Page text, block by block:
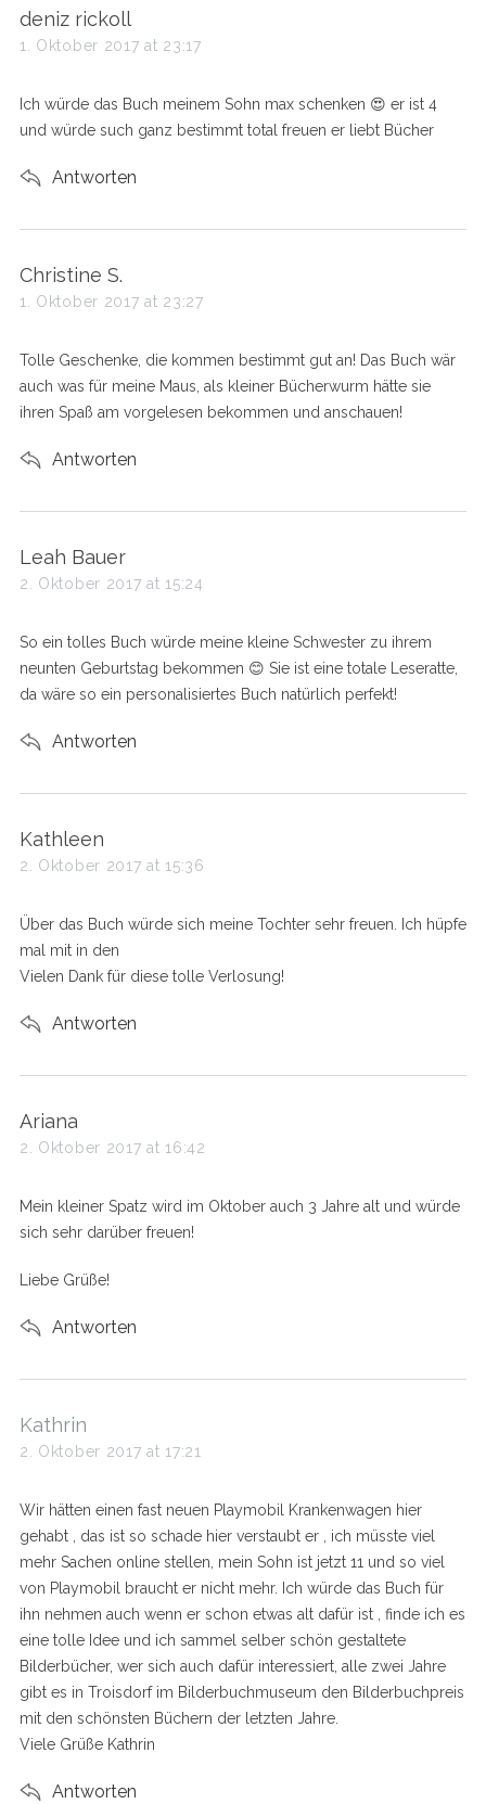
s
a
s
:
deniz rickoll
1. Oktober 2017 at 23:17
Ich würde das Buch meinem Sohn max schenken 😍 er ist 4
und würde such ganz bestimmt total freuen er liebt Bücher
Antworten
s
a
s
:
Christine S.
1. Oktober 2017 at 23:27
Tolle Geschenke, die kommen bestimmt gut an! Das Buch wär
auch was für meine Maus, als kleiner Bücherwurm hätte sie
ihren Spaß am vorgelesen bekommen und anschauen!
Antworten
s
a
s
:
Leah Bauer
2. Oktober 2017 at 15:24
So ein tolles Buch würde meine kleine Schwester zu ihrem
neunten Geburtstag bekommen 😊 Sie ist eine totale Leseratte,
da wäre so ein personalisiertes Buch natürlich perfekt!
Antworten
s
a
s
:
Kathleen
2. Oktober 2017 at 15:36
Über das Buch würde sich meine Tochter sehr freuen. Ich hüpfe
mal mit in den
Vielen Dank für diese tolle Verlosung!
Antworten
s
a
s
:
Ariana
2. Oktober 2017 at 16:42
Mein kleiner Spatz wird im Oktober auch 3 Jahre alt und würde
sich sehr darüber freuen!
Liebe Grüße!
Antworten
s
a
s
Kathrin
2. Oktober 2017 at 17:21
Wir hätten einen fast neuen Playmobil Krankenwagen hier
gehabt , das ist so schade hier verstaubt er , ich müsste viel
mehr Sachen online stellen, mein Sohn ist jetzt 11 und so viel
von Playmobil braucht er nicht mehr. Ich würde das Buch für
ihn nehmen auch wenn er schon etwas alt dafür ist , finde ich es
eine tolle Idee und ich sammel selber schön gestaltete
Bilderbücher, wer sich auch dafür interessiert, alle zwei Jahre
gibt es in Troisdorf im Bilderbuchmuseum den Bilderbuchpreis
mit den schönsten Büchern der letzten Jahre.
Viele Grüße Kathrin
Antworten